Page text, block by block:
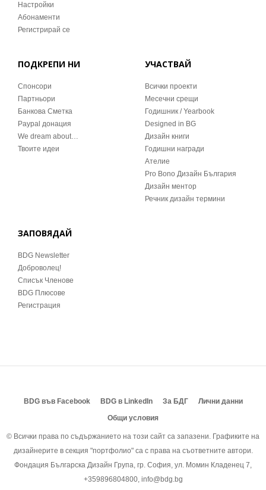
Настройки
Абонаменти
Регистрирай се
ПОДКРЕПИ НИ
Спонсори
Партньори
Банкова Сметка
Paypal донация
We dream about…
Твоите идеи
УЧАСТВАЙ
Всички проекти
Месечни срещи
Годишник / Yearbook
Designed in BG
Дизайн книги
Годишни награди
Ателие
Pro Bono Дизайн България
Дизайн ментор
Речник дизайн термини
ЗАПОВЯДАЙ
BDG Newsletter
Доброволец!
Списък Членове
BDG Плюсове
Регистрация
BDG във Facebook BDG в LinkedIn За БДГ
Лични данни
Общи условия
© Всички права по съдържанието на този сайт са запазени. Графиките на
дизайнерите в секция "портфолио" са с права на съответните автори.
Фондация Българска Дизайн Група, гр. София, ул. Момин Кладенец 7,
+359896804800, info@bdg.bg